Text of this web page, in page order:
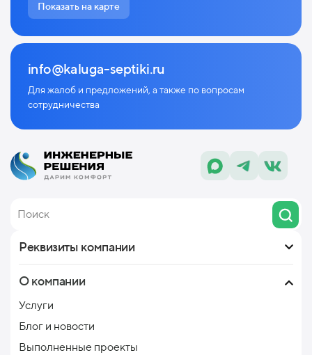
Показать на карте
info@kaluga-septiki.ru
Для жалоб и предложений, а также по вопросам
сотрудничества
Реквизиты компании
О компании
Услуги
Блог и новости
Выполненные проекты